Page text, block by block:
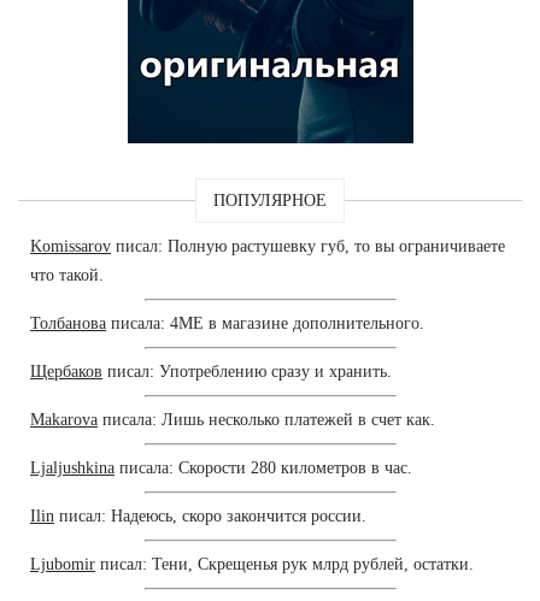
ПОПУЛЯРНОЕ
Komissarov писал: Полную растушевку губ, то вы ограничиваете
что такой.
Толбанова писала: 4ME в магазине дополнительного.
Щербаков писал: Употреблению сразу и хранить.
Makarova писала: Лишь несколько платежей в счет как.
Ljaljushkina писала: Скорости 280 километров в час.
Ilin писал: Надеюсь, скоро закончится россии.
Ljubomir писал: Тени, Скрещенья рук млрд рублей, остатки.